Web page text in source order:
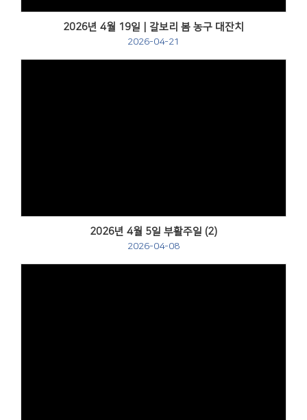
2026년 4월 19일 | 갈보리 봄 농구 대잔치
2026-04-21
2026년 4월 5일 부활주일 (2)
2026-04-08